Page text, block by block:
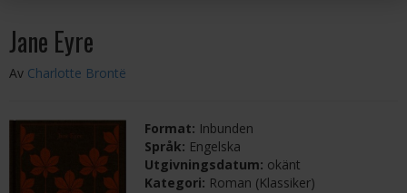
Jane Eyre
Av Charlotte Brontë
Format: Inbunden
Språk: Engelska
Utgivningsdatum: okänt
Kategori: Roman (Klassiker)